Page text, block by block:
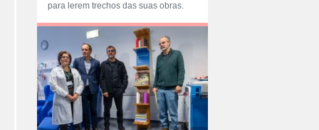
para lerem trechos das suas obras.